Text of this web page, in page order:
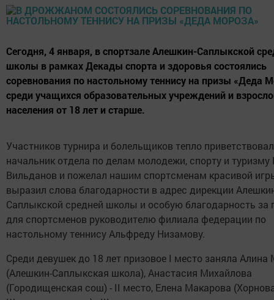
Сегодня, 4 января, в спортзале Алешкин-Саплыкской
школы в рамках Декады спорта и здоровья состоялись
соревнования по настольному теннису на призы «Деда
среди учащихся образовательных учреждений и
населения от 18 лет и старше.
Участников турнира и болельщиков тепло приветствовал
начальник отдела по делам молодежи, спорту и туризму
Вильданов и пожелал нашим спортсменам красивой
выразил слова благодарности в адрес дирекции
Саплыкской средней школы и особую благодарность за
для спортсменов руководителю филиала федерации по
настольному теннису Альфреду Низамову.
Среди девушек до 18 лет призовое I место заняла Алина
(Алешкин-Саплыкская школа), Анастасия Михайлова
(Городищенская сош) - II место, Елена Макарова